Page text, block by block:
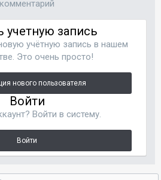
комментарий
учетную запись
учётную запись в нашем
Это очень просто!
нового пользователя
Войти
Войти в систему.
Войти